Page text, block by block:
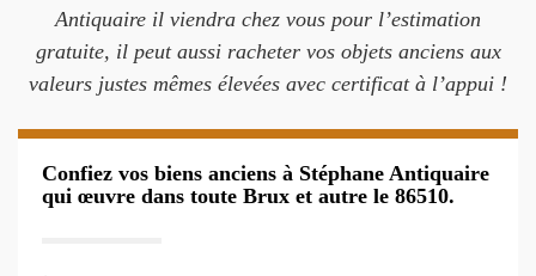
Antiquaire il viendra chez vous pour l’estimation
gratuite, il peut aussi racheter vos objets anciens aux
valeurs justes mêmes élevées avec certificat à l’appui !
Confiez vos biens anciens à Stéphane Antiquaire
qui œuvre dans toute Brux et autre le 86510.